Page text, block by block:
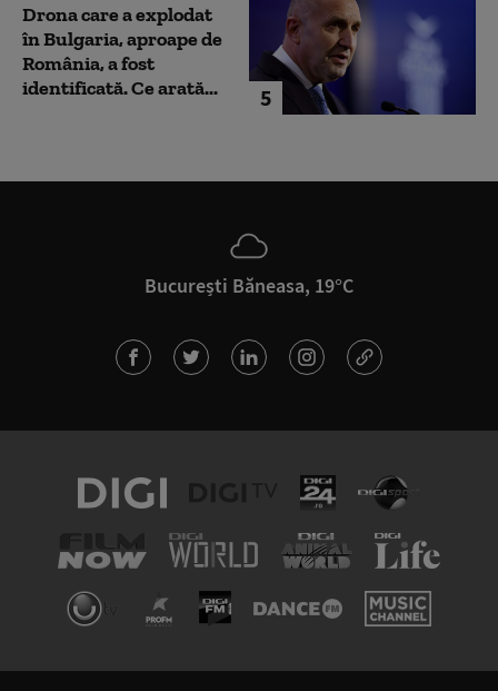
5
Drona care a explodat
în Bulgaria, aproape de
România, a fost
identificată. Ce arată...
București Băneasa, 19°C